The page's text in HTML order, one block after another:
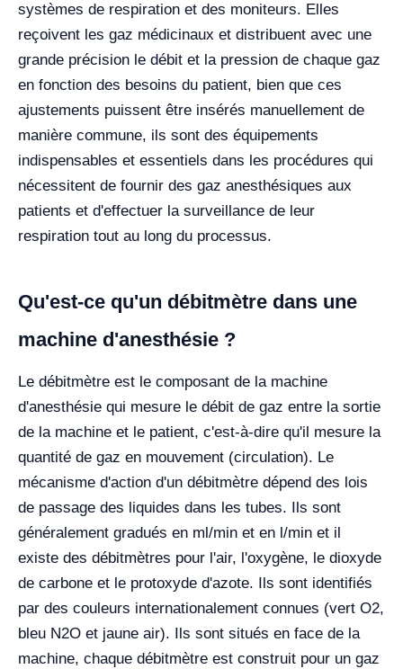
systèmes de respiration et des moniteurs. Elles
reçoivent les gaz médicinaux et distribuent avec une
grande précision le débit et la pression de chaque gaz
en fonction des besoins du patient, bien que ces
ajustements puissent être insérés manuellement de
manière commune, ils sont des équipements
indispensables et essentiels dans les procédures qui
nécessitent de fournir des gaz anesthésiques aux
patients et d'effectuer la surveillance de leur
respiration tout au long du processus.
Qu'est-ce qu'un débitmètre dans une
machine d'anesthésie ?
Le débitmètre est le composant de la machine
d'anesthésie qui mesure le débit de gaz entre la sortie
de la machine et le patient, c'est-à-dire qu'il mesure la
quantité de gaz en mouvement (circulation). Le
mécanisme d'action d'un débitmètre dépend des lois
de passage des liquides dans les tubes. Ils sont
généralement gradués en ml/min et en l/min et il
existe des débitmètres pour l'air, l'oxygène, le dioxyde
de carbone et le protoxyde d'azote. Ils sont identifiés
par des couleurs internationalement connues (vert O2,
bleu N2O et jaune air). Ils sont situés en face de la
machine, chaque débitmètre est construit pour un gaz